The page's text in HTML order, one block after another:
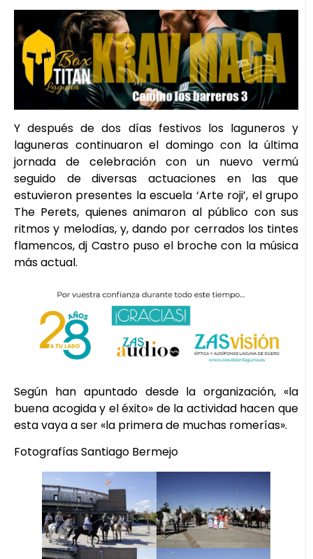
Y después de dos días festivos los laguneros y
laguneras continuaron el domingo con la última
jornada de celebración con un nuevo vermú
seguido de diversas actuaciones en las que
estuvieron presentes la escuela ‘Arte roji’, el grupo
The Perets, quienes animaron al público con sus
ritmos y melodías, y, dando por cerrados los tintes
flamencos, dj Castro puso el broche con la música
más actual.
Según han apuntado desde la organización, «la
buena acogida y el éxito» de la actividad hacen que
esta vaya a ser «la primera de muchas romerías».
Fotografías Santiago Bermejo